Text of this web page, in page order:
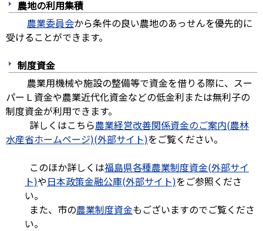
農地の利用集積
農業委員会から条件の良い農地のあっせんを優先的に
受けることができます。
制度資金
農業用機械や施設の整備等で資金を借りる際に、スー
パーＬ資金や農業近代化資金などの低金利または無利子の
制度資金が利用できます。
詳しくはこちら農業経営改善関係資金のご案内(農林
水産省ホームページ)(外部サイト)をご覧ください。
このほか詳しくは福島県各種農業制度資金(外部サイ
ト)や日本政策金融公庫(外部サイト)をご参照くださ
い。
また、市の農業制度資金もございますのでご覧くださ
い。